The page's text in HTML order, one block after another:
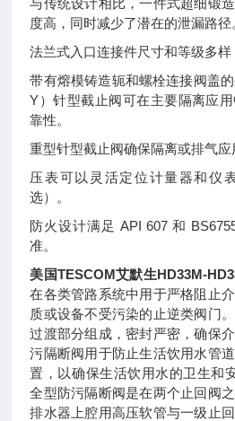
与传统设计相比，一件式超细锻
度高，同时减少了潜在的泄漏路径
法兰式入口连接件尺寸和等级多样
带有熔模铸造轭和螺栓连接阀盖
Y）针型截止阀可在主要隔离应
靠性。
重型针型截止阀确保隔离或排气应
压表可以灵活定位计量器和仪
选）。
防火设计满足 API 607 和
准。
美国TESCOM艾默生HD33M-
在各类管路系统中用于严格阻止
质或设备不受污染的止逆类阀门
过渡部分组成，密封严密，确保
污隔断阀用于防止生活饮用水管
置，以确保生活饮用水的卫生和
全型防污隔断阀是在两个止回阀
排水器上腔用高压软管与一级止